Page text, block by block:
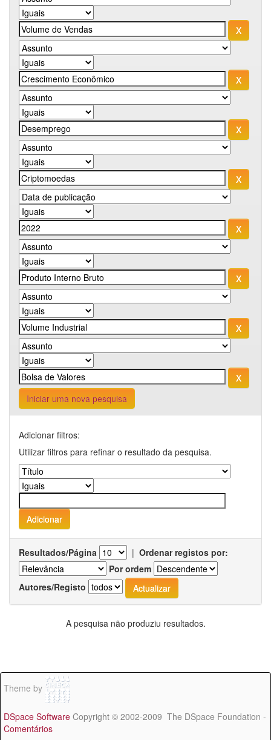
Iniciar uma nova pesquisa
Adicionar filtros:
Utilizar filtros para refinar o resultado da pesquisa.
Resultados/Página | Ordenar registos por:
Por ordem
Autores/Registo
A pesquisa não produziu resultados.
Theme by
DSpace Software Copyright © 2002-2009 The DSpace Foundation -
Comentários